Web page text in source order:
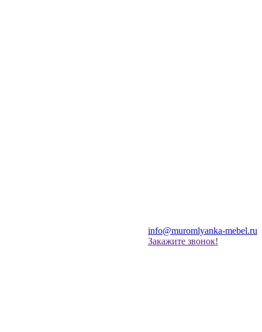
info@muromlyanka-mebel.ru
Закажите звонок!